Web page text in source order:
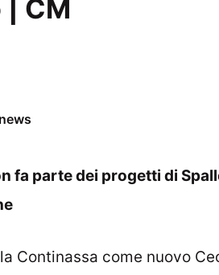
| CM
fa parte dei progetti di
Continassa come nuovo